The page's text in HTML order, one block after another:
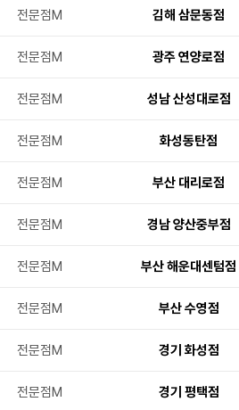
전문점M 김해 삼문동점
전문점M 광주 연양로점
전문점M 성남 산성대로점
전문점M 화성동탄점
전문점M 부산 대리로점
전문점M 경남 양산중부점
전문점M 부산 해운대센텀점
전문점M 부산 수영점
전문점M 경기 화성점
전문점M 경기 평택점